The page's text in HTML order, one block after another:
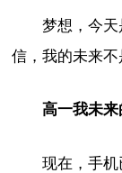
梦想，今
信，我的未来不
高一我未来
现在，手